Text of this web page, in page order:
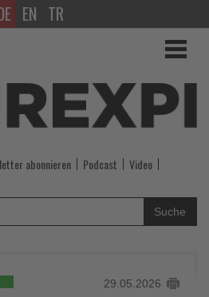
EN TR
abonnieren Podcast
Video
Suche
29.05.2026